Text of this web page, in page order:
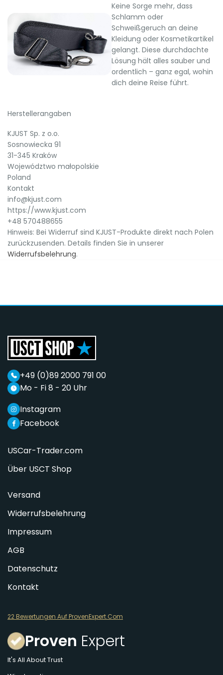
Keine Sorge mehr, dass
Schlamm oder
Schweißgeruch an deine
Kleidung oder Kosmetikartikel
gelangt. Diese durchdachte
Lösung hält alles sauber und
ordentlich – ganz egal, wohin
dich deine Reise führt.
Herstellerangaben
KJUST Sp. z o.o.
Sosnowiecka 91
31-345 Kraków
Województwo małopolskie
Poland
Kontakt
info@kjust.com
https://www.kjust.com
+48 570488655
Hinweis: Bei Widerruf sind KJUST-Produkte direkt nach Polen
zurückzusenden. Details finden Sie in unserer
Widerrufsbelehrung.
+49 (0)89 2000 791 00
Mo - Fi 8 - 20 Uhr
Facebook
Instagram
USCar-Trader.com
Über USCT Shop
Versand
Widerrufsbelehrung
Impressum
AGB
Datenschutz
Kontakt
22 Bewertungen Auf ProvenExpert.Com
Proven Expert
It's All About Trust